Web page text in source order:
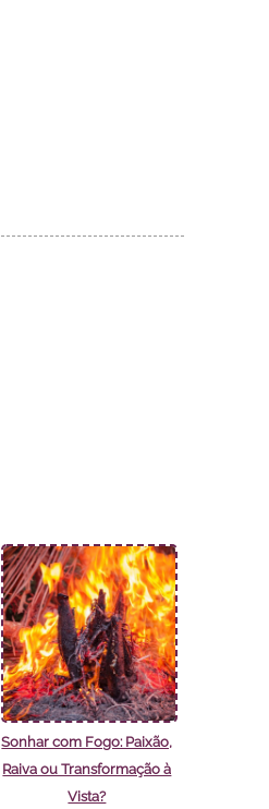
Sonhar com Fogo: Paixão,
Raiva ou Transformação à
Vista?